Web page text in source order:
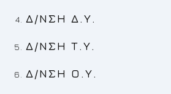
Δ/ΝΣΗ Δ.Υ.
Δ/ΝΣΗ Τ.Υ.
Δ/ΝΣΗ Ο.Υ.